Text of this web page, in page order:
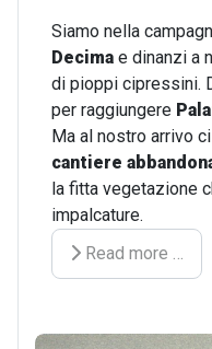
Siamo nella
Decima e dinanzi a
di pioppi cipressini.
per raggiungere
Ma al nostro arrivo
cantiere
la fitta vegetazione
impalcature.
Read more …